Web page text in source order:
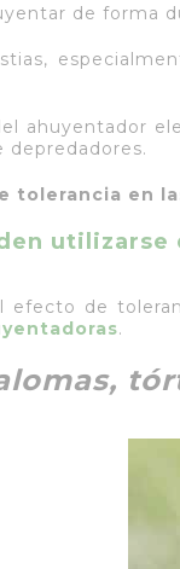
de forma
ahuyentador
tolerancia en
de
.